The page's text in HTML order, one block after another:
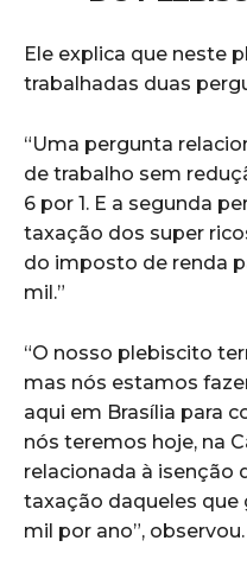
Ele explica que neste
trabalhadas duas
“Uma pergunta
de trabalho sem
6 por 1. E a segunda
taxação dos super
do imposto de renda
mil.”
“O nosso plebiscito
mas nós estamos
aqui em Brasília para
nós teremos hoje, na
relacionada à isenção
taxação daqueles que
mil por ano”, observou.